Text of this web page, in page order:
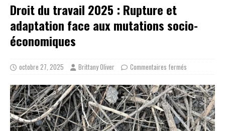
Droit du travail 2025 : Rupture et
adaptation face aux mutations socio-
économiques
octobre 27, 2025 Brittany Oliver Commentaires fermés